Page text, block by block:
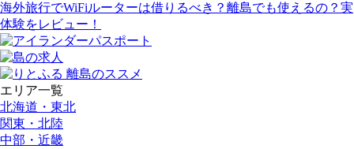
海外旅行でWiFiルーターは借りるべき？離島でも使えるの？実
体験をレビュー！
エリア一覧
北海道・東北
関東・北陸
中部・近畿